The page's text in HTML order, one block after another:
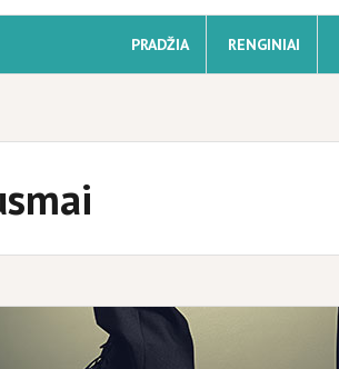
PRADŽIA RENGINIAI